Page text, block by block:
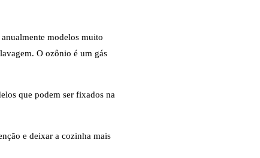
modelos muito
O ozônio é um gás
que podem ser fixados na
e deixar a cozinha mais